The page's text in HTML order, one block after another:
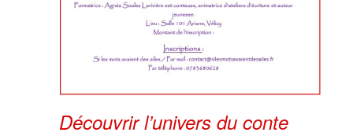
Découvrir l’univers du conte